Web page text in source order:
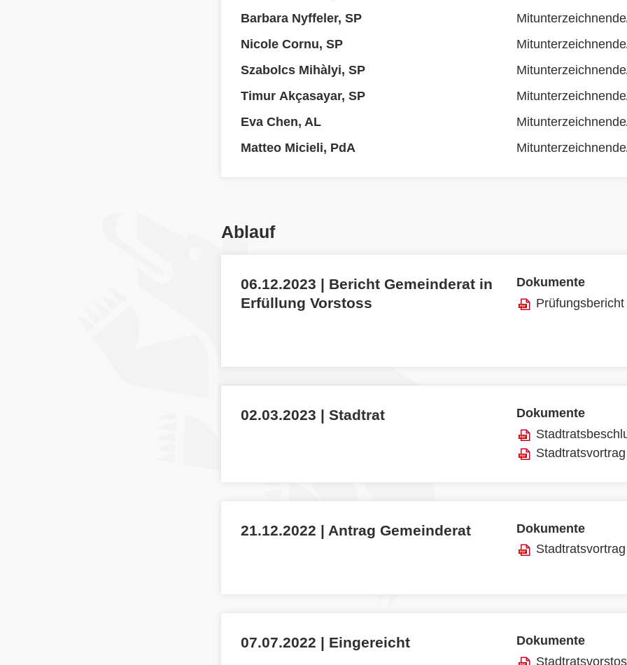
Barbara Nyffeler, SP
Nicole Cornu, SP
Szabolcs Mihàlyi, SP
Timur Akçasayar, SP
Eva Chen, AL
Matteo Micieli, PdA
Ablauf
06.12.2023 | Bericht Gemeinderat in
Erfüllung Vorstoss
Dokumente
Prüfungsbericht
02.03.2023 | Stadtrat
Dokumente
Stadtratsvortrag
21.12.2022 | Antrag Gemeinderat
Dokumente
Stadtratsvortrag
07.07.2022 | Eingereicht
Dokumente